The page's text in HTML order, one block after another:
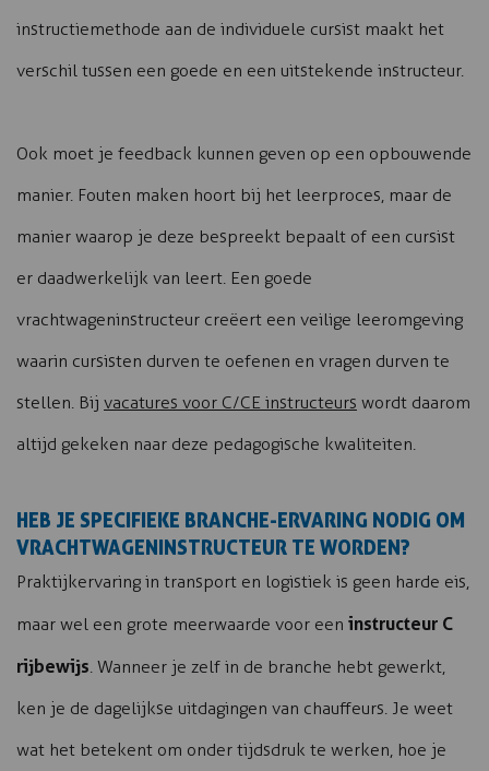
instructiemethode aan de individuele cursist maakt het
verschil tussen een goede en een uitstekende instructeur.
Ook moet je feedback kunnen geven op een opbouwende
manier. Fouten maken hoort bij het leerproces, maar de
manier waarop je deze bespreekt bepaalt of een cursist
er daadwerkelijk van leert. Een goede
vrachtwageninstructeur creëert een veilige leeromgeving
waarin cursisten durven te oefenen en vragen durven te
stellen. Bij vacatures voor C/CE instructeurs wordt daarom
altijd gekeken naar deze pedagogische kwaliteiten.
HEB JE SPECIFIEKE BRANCHE-ERVARING NODIG OM
VRACHTWAGENINSTRUCTEUR TE WORDEN?
Praktijkervaring in transport en logistiek is geen harde eis,
maar wel een grote meerwaarde voor een instructeur C
rijbewijs. Wanneer je zelf in de branche hebt gewerkt,
ken je de dagelijkse uitdagingen van chauffeurs. Je weet
wat het betekent om onder tijdsdruk te werken, hoe je